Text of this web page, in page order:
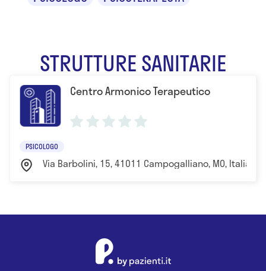
STRUTTURE SANITARIE
Centro Armonico Terapeutico
PSICOLOGO
Via Barbolini, 15, 41011 Campogalliano, MO, Italia